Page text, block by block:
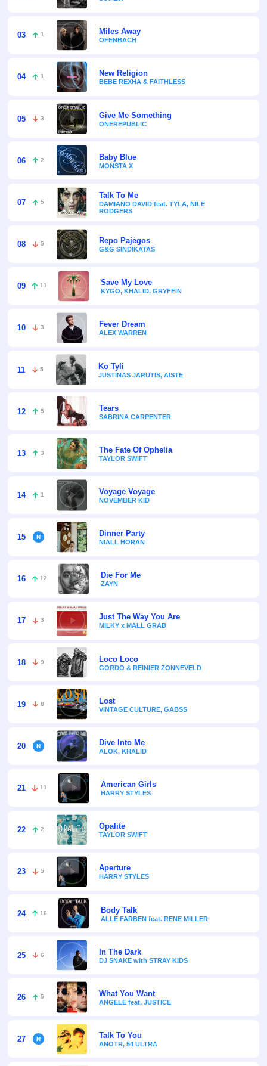
03 1 Miles Away
OFENBACH
04 1 New Religion
BEBE REXHA & FAITHLESS
05 3 Give Me Something
ONEREPUBLIC
06 2 Baby Blue
MONSTA X
07 5
Talk To Me
DAMIANO DAVID feat. TYLA, NILE
RODGERS
08 5 Repo Pajėgos
G&G SINDIKATAS
09 11 Save My Love
KYGO, KHALID, GRYFFIN
10 3 Fever Dream
ALEX WARREN
11 5 Ko Tyli
JUSTINAS JARUTIS, AISTE
12 5 Tears
SABRINA CARPENTER
13 3 The Fate Of Ophelia
TAYLOR SWIFT
14 1 Voyage Voyage
NOVEMBER KID
15 Dinner Party
NIALL HORAN
16 12 Die For Me
ZAYN
17 3 Just The Way You Are
MILKY x MALL GRAB
18 9 Loco Loco
GORDO & REINIER ZONNEVELD
19 8 Lost
VINTAGE CULTURE, GABSS
20 Dive Into Me
ALOK, KHALID
21 11 American Girls
HARRY STYLES
22 2 Opalite
TAYLOR SWIFT
23 5 Aperture
HARRY STYLES
24 16 Body Talk
ALLE FARBEN feat. RENE MILLER
25 6 In The Dark
DJ SNAKE with STRAY KIDS
26 5 What You Want
ANGELE feat. JUSTICE
27 Talk To You
ANOTR, 54 ULTRA